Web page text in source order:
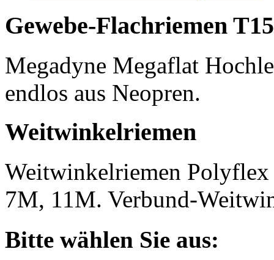
Gewebe-Flachriemen
Megadyne Megaflat
endlos aus Neopren.
Weitwinkelriemen
Weitwinkelriemen
7M, 11M. Verbund-
Bitte wählen Sie aus: